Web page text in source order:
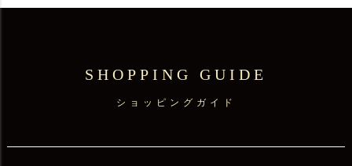
SHOPPING GUIDE
ショッピングガイド